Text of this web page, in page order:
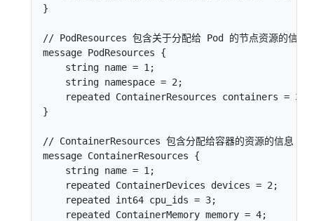
}
// PodResources 包含关于分配给 Pod 的节点资源的信息
message PodResources {
    string name = 1;
    string namespace = 2;
    repeated ContainerResources containers = 3;
}
// ContainerResources 包含分配给容器的资源的信息
message ContainerResources {
    string name = 1;
    repeated ContainerDevices devices = 2;
    repeated int64 cpu_ids = 3;
    repeated ContainerMemory memory = 4;